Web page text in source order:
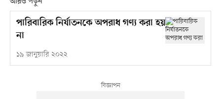
পারিবারিক নির্যাতনকে অপরাধ গণ্য করা হয়
না
১৯ জানুয়ারি ২০২২